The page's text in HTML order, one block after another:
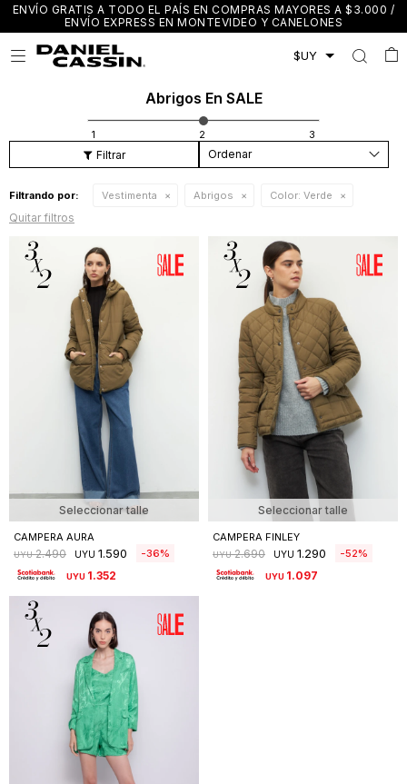
ENVÍO GRATIS A TODO EL PAÍS EN COMPRAS MAYORES A $3.000 /
ENVÍO EXPRESS EN MONTEVIDEO Y CANELONES

Abrigos En SALE
Recomendados
Filtrando por: Vestimenta Abrigos Color: Verde
Quitar filtros
Seleccionar talle
CAMPERA AURA
UYU 2.490 UYU 1.590 36
UYU 1.352
Seleccionar talle
CAMPERA FINLEY
UYU 2.690 UYU 1.290 52
UYU 1.097